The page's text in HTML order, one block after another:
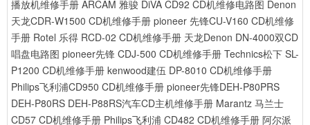
播放机维修手册 ARCAM 雅骏 DiVA CD92 CD机维修电路图 Denon
天龙CDR-W1500 CD机维修手册 pioneer 先锋CU-V160 CD机维修
手册 Rotel 乐得 RCD-02 CD机维修手册 天龙Denon DN-4000双CD
唱盘电路图 pioneer先锋 CDJ-500 CD机维修手册 Technics松下 SL-
P1200 CD机维修手册 kenwood建伍 DP-8010 CD机维修手册
Philips飞利浦CD950 CD机维修手册 pioneer先锋DEH-P80PRS
DEH-P80RS DEH-P88RS汽车CD主机维修手册 Marantz 马兰士
CD57 CD机维修手册 Philips飞利浦 CD482 CD机维修手册 阿尔派